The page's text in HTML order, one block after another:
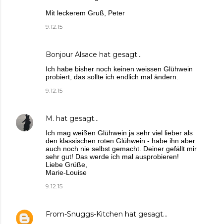
Mit leckerem Gruß, Peter
9.12.15
Bonjour Alsace hat gesagt…
Ich habe bisher noch keinen weissen Glühwein
probiert, das sollte ich endlich mal ändern.
9.12.15
M. hat gesagt…
Ich mag weißen Glühwein ja sehr viel lieber als
den klassischen roten Glühwein - habe ihn aber
auch noch nie selbst gemacht. Deiner gefällt mir
sehr gut! Das werde ich mal ausprobieren!
Liebe Grüße,
Marie-Louise
9.12.15
From-Snuggs-Kitchen hat gesagt…